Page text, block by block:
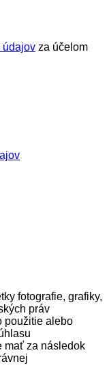
údajov za účelom
fotografie, grafiky,
práv
použitie alebo
mať za následok